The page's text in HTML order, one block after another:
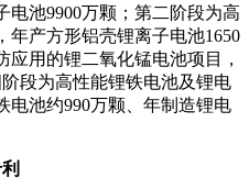
电池9900万颗；第二阶段为高
年产方形铝壳锂离子电池1650
用的锂二氧化锰电池项目，
段为高性能锂铁电池及锂电
电池约990万颗、年制造锂电